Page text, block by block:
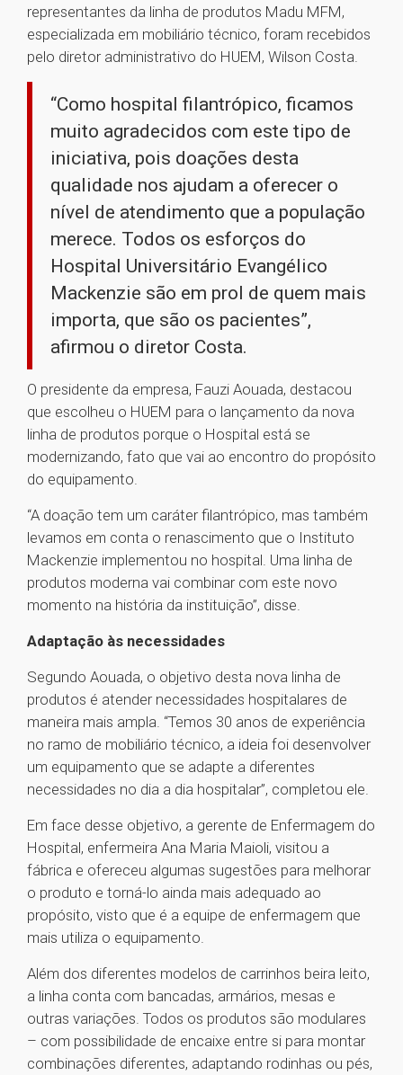
representantes da linha de produtos Madu MFM,
especializada em mobiliário técnico, foram recebidos
pelo diretor administrativo do HUEM, Wilson Costa.
“Como hospital filantrópico, ficamos
muito agradecidos com este tipo de
iniciativa, pois doações desta
qualidade nos ajudam a oferecer o
nível de atendimento que a população
merece. Todos os esforços do
Hospital Universitário Evangélico
Mackenzie são em prol de quem mais
importa, que são os pacientes”,
afirmou o diretor Costa.
O presidente da empresa, Fauzi Aouada, destacou
que escolheu o HUEM para o lançamento da nova
linha de produtos porque o Hospital está se
modernizando, fato que vai ao encontro do propósito
do equipamento.
“A doação tem um caráter filantrópico, mas também
levamos em conta o renascimento que o Instituto
Mackenzie implementou no hospital. Uma linha de
produtos moderna vai combinar com este novo
momento na história da instituição”, disse.
Adaptação às necessidades
Segundo Aouada, o objetivo desta nova linha de
produtos é atender necessidades hospitalares de
maneira mais ampla. “Temos 30 anos de experiência
no ramo de mobiliário técnico, a ideia foi desenvolver
um equipamento que se adapte a diferentes
necessidades no dia a dia hospitalar”, completou ele.
Em face desse objetivo, a gerente de Enfermagem do
Hospital, enfermeira Ana Maria Maioli, visitou a
fábrica e ofereceu algumas sugestões para melhorar
o produto e torná-lo ainda mais adequado ao
propósito, visto que é a equipe de enfermagem que
mais utiliza o equipamento.
Além dos diferentes modelos de carrinhos beira leito,
a linha conta com bancadas, armários, mesas e
outras variações. Todos os produtos são modulares
– com possibilidade de encaixe entre si para montar
combinações diferentes, adaptando rodinhas ou pés,